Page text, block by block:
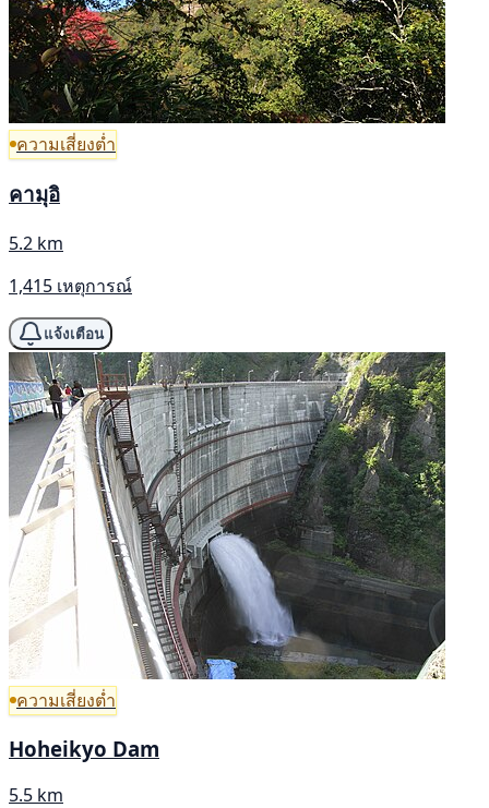
ความเสี่ยงต่ำ
คามุอิ
5.2 km
1,415 เหตุการณ์
แจ้งเตือน
ความเสี่ยงต่ำ
Hoheikyo Dam
5.5 km